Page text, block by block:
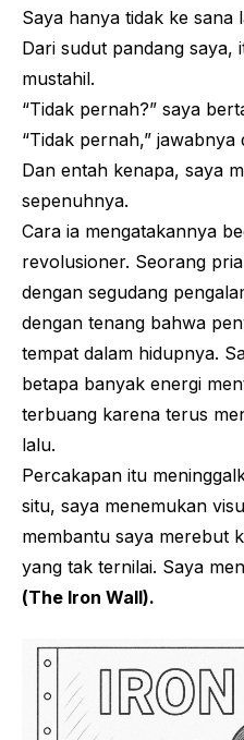
Saya hanya tidak ke sana
Dari sudut pandang saya,
mustahil.
“Tidak pernah?” saya
“Tidak pernah,” jawabnya
Dan entah kenapa, saya
sepenuhnya.
Cara ia mengatakannya
revolusioner. Seorang
dengan segudang
dengan tenang bahwa
tempat dalam hidupnya.
betapa banyak energi
terbuang karena terus
lalu.
Percakapan itu
situ, saya menemukan
membantu saya merebut
yang tak ternilai. Saya
(The Iron Wall).